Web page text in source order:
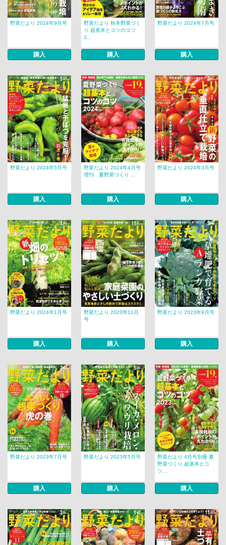
野菜だより 2024年9月号
購入
野菜だより 秋冬野菜づく
り 超基本とコツのコツ
2...
購入
野菜だより 2024年7月号
購入
野菜だより 2024年5月号
購入
野菜だより 2024年4月号
増刊 夏野菜づくり ...
購入
野菜だより 2024年3月号
購入
野菜だより 2024年1月号
購入
野菜だより 2023年11月
号
購入
野菜だより 2023年9月号
購入
野菜だより 2023年7月号
購入
野菜だより 2023年5月号
購入
野菜だより 4月号別冊 夏
野菜づくり 超基本とコ
ツ...
購入